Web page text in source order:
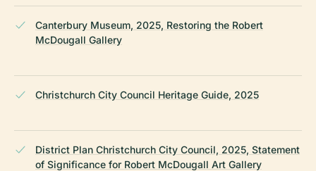
Canterbury Museum, 2025, Restoring the Robert
McDougall Gallery
Christchurch City Council Heritage Guide, 2025
District Plan Christchurch City Council, 2025, Statement
of Significance for Robert McDougall Art Gallery